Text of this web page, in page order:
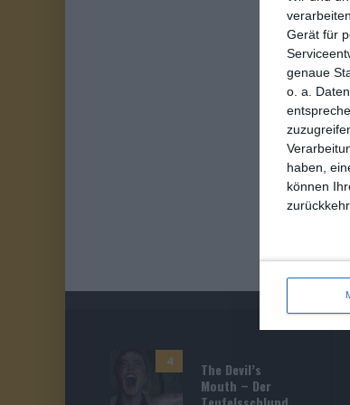
Gerät für
genaue
o. a.
haben,
können
4
The Devil’s
Mouth – Der